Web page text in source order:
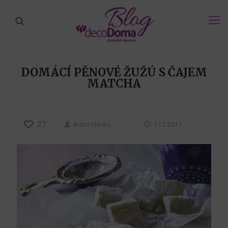
DOMÁCÍ PĚNOVÉ ŽUŽÚ S ČAJEM
MATCHA
27 Autor článku: 17.2.2017